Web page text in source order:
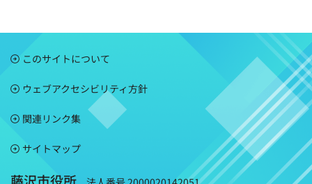
このサイトについて
ウェブアクセシビリティ方針
関連リンク集
サイトマップ